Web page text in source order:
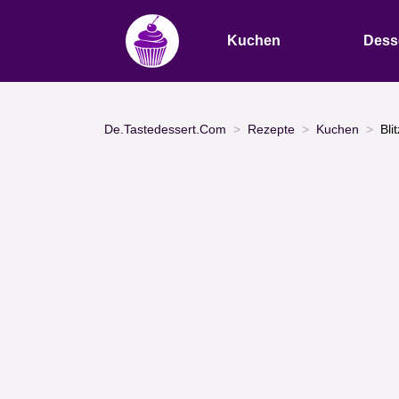
Kuchen
De.Tastedessert.Com Rezepte Kuchen